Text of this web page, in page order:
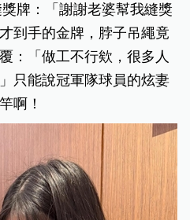
牌：「謝謝老婆幫我縫獎
到手的金牌，脖子吊繩竟
：「做工不行欸，很多人
只能說冠軍隊球員的炫妻
啊！